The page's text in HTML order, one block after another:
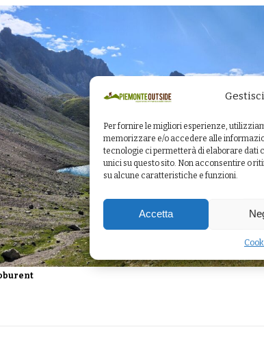
Per fornire le migliori esperienze,
memorizzare e/o accedere alle
tecnologie ci permetterà di elaborare dati
unici su questo sito. Non acconsentire o
su alcune caratteristiche e funzioni.
Accetta